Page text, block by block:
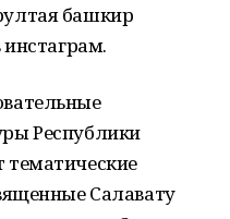
башкир
инстаграм.
Республики
тематические
Салавату